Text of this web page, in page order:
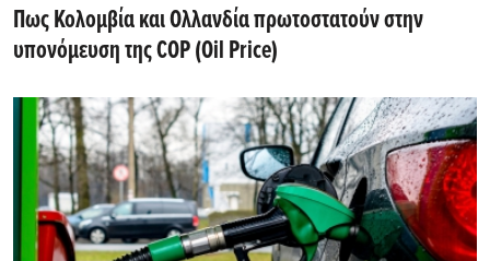
Πως Κολομβία και Ολλανδία πρωτοστατούν στην
υπονόμευση της COP (Oil Price)